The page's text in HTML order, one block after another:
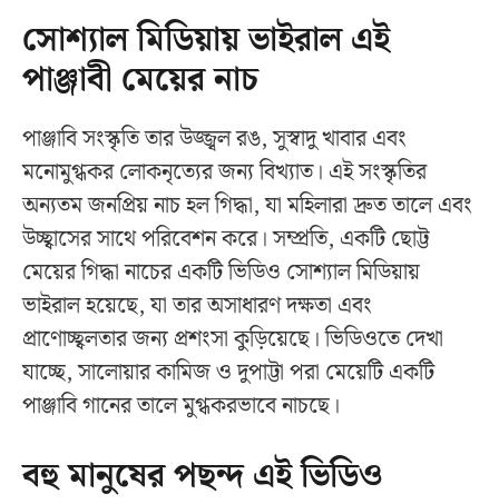
সোশ্যাল মিডিয়ায় ভাইরাল এই
পাঞ্জাবী মেয়ের নাচ
পাঞ্জাবি সংস্কৃতি তার উজ্জ্বল রঙ, সুস্বাদু খাবার এবং
মনোমুগ্ধকর লোকনৃত্যের জন্য বিখ্যাত। এই সংস্কৃতির
অন্যতম জনপ্রিয় নাচ হল গিদ্ধা, যা মহিলারা দ্রুত তালে এবং
উচ্ছ্বাসের সাথে পরিবেশন করে। সম্প্রতি, একটি ছোট্ট
মেয়ের গিদ্ধা নাচের একটি ভিডিও সোশ্যাল মিডিয়ায়
ভাইরাল হয়েছে, যা তার অসাধারণ দক্ষতা এবং
প্রাণোচ্ছ্বলতার জন্য প্রশংসা কুড়িয়েছে। ভিডিওতে দেখা
যাচ্ছে, সালোয়ার কামিজ ও দুপাট্টা পরা মেয়েটি একটি
পাঞ্জাবি গানের তালে মুগ্ধকরভাবে নাচছে।
বহু মানুষের পছন্দ এই ভিডিও